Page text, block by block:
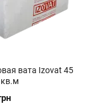
вата Izovat 45